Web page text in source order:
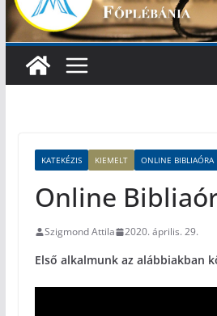
KATEKÉZIS KIEMELT ONLINE BIBLIAÓRA
Online
Szigmond Attila 2020. április. 29.
Első alkalmunk az alábbiakban